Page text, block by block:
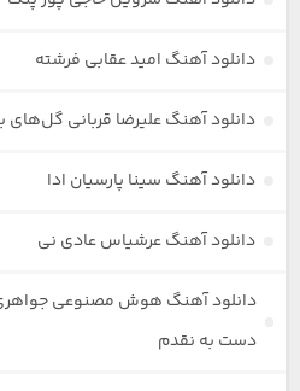
دانلود آهنگ امید عقابی فرشته
دانلود آهنگ علیرضا قربانی گل‌های
دانلود آهنگ سینا پارسیان ادا
دانلود آهنگ عرشیاس عادی نی
دانلود آهنگ هوش مصنوعی جواهری
دست به نقدم